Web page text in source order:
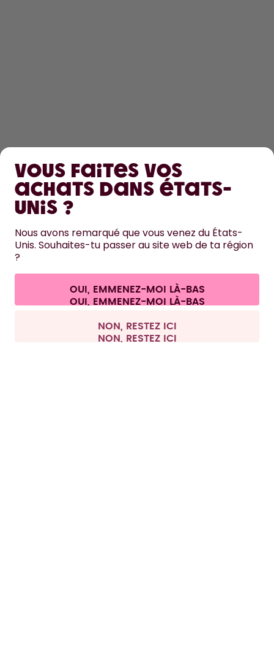
EN SAVOIR PLUS
AIDE
NOUS CONTACTER
Conditions générales de vente et informations aux clients
Politique de confidentialité Mentions légales
Se rétracter du contrat
Tous les prix sont TTC et hors frais de port.
Vous faites vos
achats dans États-
Unis ?
Nous avons remarqué que vous venez du États-
Unis. Souhaites-tu passer au site web de ta région
?
OUI, EMMENEZ-MOI LÀ-BAS
NON, RESTEZ ICI